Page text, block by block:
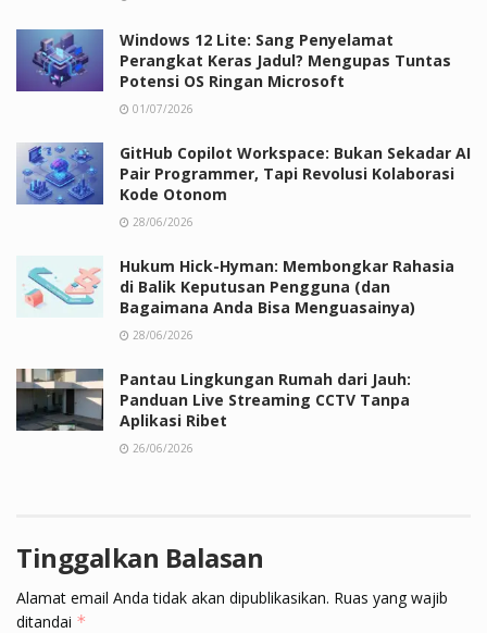
Windows 12 Lite: Sang Penyelamat
Perangkat Keras Jadul? Mengupas Tuntas
Potensi OS Ringan Microsoft
01/07/2026
GitHub Copilot Workspace: Bukan Sekadar AI
Pair Programmer, Tapi Revolusi Kolaborasi
Kode Otonom
28/06/2026
Hukum Hick-Hyman: Membongkar Rahasia
di Balik Keputusan Pengguna (dan
Bagaimana Anda Bisa Menguasainya)
28/06/2026
Pantau Lingkungan Rumah dari Jauh:
Panduan Live Streaming CCTV Tanpa
Aplikasi Ribet
26/06/2026
Tinggalkan Balasan
Alamat email Anda tidak akan dipublikasikan. Ruas yang wajib
ditandai *